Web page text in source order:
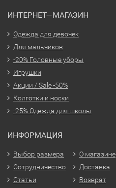
ИНТЕРНЕТ—МАГАЗИН
Одежда для девочек
Для мальчиков
-20% Головные уборы
Игрушки
Акции / Sale -50%
Колготки и носки
-25% Одежда для школы
ИНФОРМАЦИЯ
Выбор размера
Сотрудничество
Статьи
О магазине
Доставка
Возврат